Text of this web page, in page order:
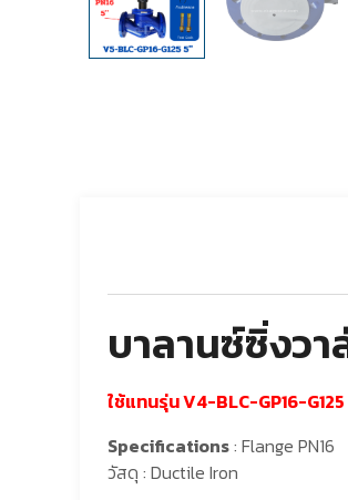
บาลานซ์ซิ่งวา
ใช้แทนรุ่นV4-BLC-GP16-G125
Specifications: Flange PN16
วัสดุ : Ductile Iron